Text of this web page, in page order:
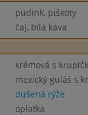
pudink, piškoty
čaj, bílá káva
krémová s
mexický guláš s
dušená rýže
oplatka